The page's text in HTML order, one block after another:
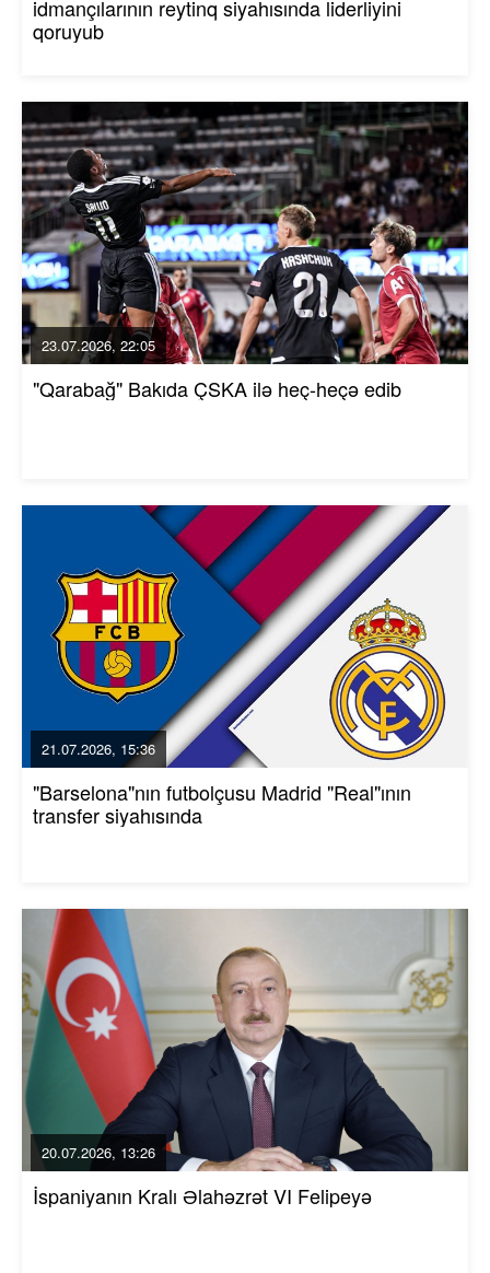
idmançılarının reytinq siyahısında liderliyini
qoruyub
23.07.2026, 22:05
"Qarabağ" Bakıda ÇSKA ilə heç-heçə edib
21.07.2026, 15:36
"Barselona"nın futbolçusu Madrid "Real"ının
transfer siyahısında
20.07.2026, 13:26
İspaniyanın Kralı Əlahəzrət VI Felipeyə